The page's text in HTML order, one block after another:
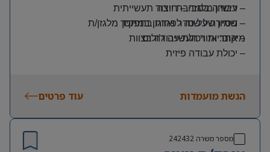
– עבודה בסביבת ייצור תעשייתית
– שמירה על סדר וארגון במחסן
– רישיון מלגזה – חובה
– ניסיון של שנה לפחות בתפקיד מלגזן/ת
– אחריות ויכולת עבודה בצוות
– יכולת עבודה פיזית
משמרות:
שעות נוספות לפי צורך
מיקום: אזור תעשייה ג’וליס
הגשת מועמדות עוד פרטים
מספר משרה 242432